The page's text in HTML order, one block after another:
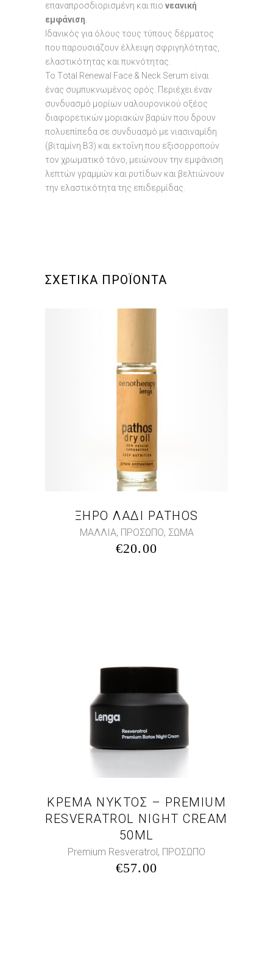
επαναπροσδιορισμένη και πιο νεανική
εμφάνιση.
Ιδανικός για όλους τους τύπους δέρματος
που παρουσιάζουν έλλειψη σφριγηλότητας,
ελαστικότητας και πυκνότητας.
To Τotal Renewal Face & Neck Serum είναι
ένας συμπυκνωμένος ορός. Περιέχει έναν
συνδυασμό μορίων υαλουρονικού οξέος
διαφορετικών μοριακών βαρών που δρουν
πολυεπίπεδα σε συνδυασμό με νιασιναμίδη
(βιταμίνη Β3) και εκτοΐνη που εξισορροπούν
τον χρωματικό τόνο, μειώνουν την εμφάνιση
λεπτών γραμμών και ρυτίδων και βελτιώνουν
την ελαστικότητα της επιδερμίδας.
ΣΧΕΤΙΚΑ ΠΡΟΪΟΝΤΑ
ΞΗΡΟ ΛΑΔΙ PATHOS
ΜΑΛΛΙΑ, ΠΡΟΣΩΠΟ, ΣΩΜΑ
€20.00
ΚΡΕΜΑ ΝΥΚΤΟΣ – PREMIUM
RESVERATROL NIGHT CREAM
50ML
Premium Resveratrol , ΠΡΟΣΩΠΟ
€57.00